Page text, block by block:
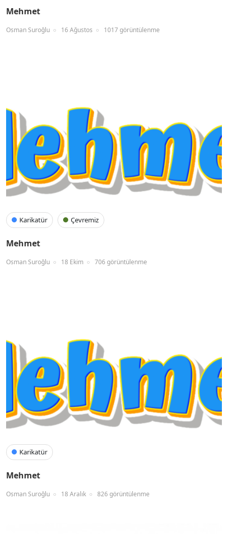
Mehmet
Osman Suroğlu 16 Ağustos 1017 görüntülenme
Karikatür Çevremiz
Mehmet
Osman Suroğlu 18 Ekim 706 görüntülenme
Karikatür
Mehmet
Osman Suroğlu 18 Aralık 826 görüntülenme